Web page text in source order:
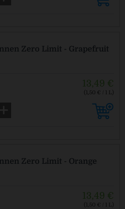
Zero Limit - Grapefruit
13,49 €
(1,50 € / 1 L)
Zero Limit - Orange
13,49 €
(1,50 € / 1 L)